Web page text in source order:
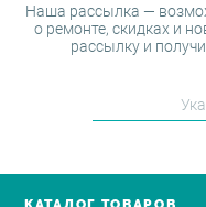
Наша рассылка —
о ремонте, скидках и
рассылку и